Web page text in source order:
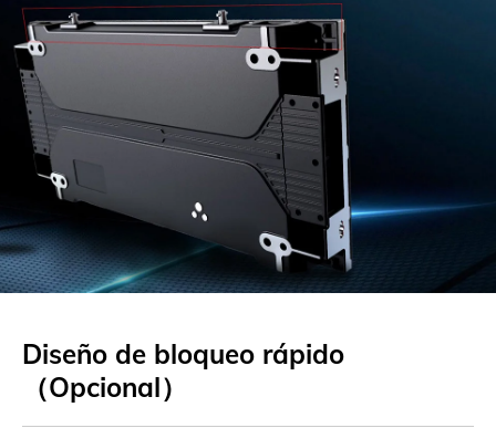
Diseño de bloqueo rápido
（Opcional）